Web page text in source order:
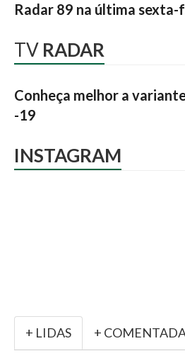
Radar 89 na última sexta-
TV RADAR
Conheça melhor a
-19
INSTAGRAM
+ LIDAS +